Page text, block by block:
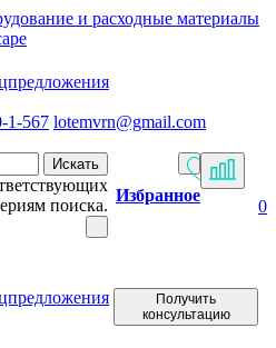
1-567 lotemvrn@gmail.com
Искать
поиска.
Избранное
0
Получить
консультацию